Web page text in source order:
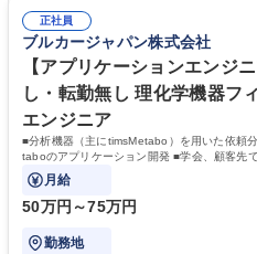
品、アプリケーションサポート、及び
スを提供しています。 学歴・資格 学歴：大学院 大学 高専 語学力： 資
格：
正社員
ブルカージャパン株式会社
【アプリケーションエンジ
し・転勤無し 理化学機器フ
エンジニア
■分析機器（主にtimsMetabo）を用いた依頼
taboのアプリケーション開発 ■学会、顧客先
月給
50万円～75万円
勤務地